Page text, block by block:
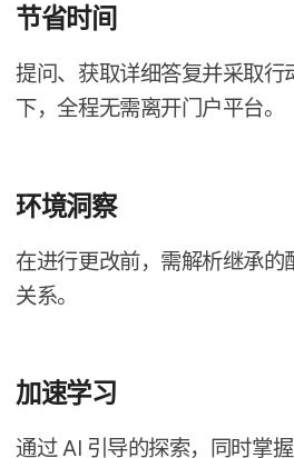
节省​时间
提问、​获取​详细答复​并​采取​
下，​全程​无​需​离开​门户​平台。
环境​洞察
在​进行​更​改前，​需解​析​继承​的​
关系。
加速​学习
通过AI 引导​的​探索，​同时​掌握